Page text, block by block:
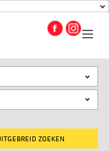
ZOEKEN